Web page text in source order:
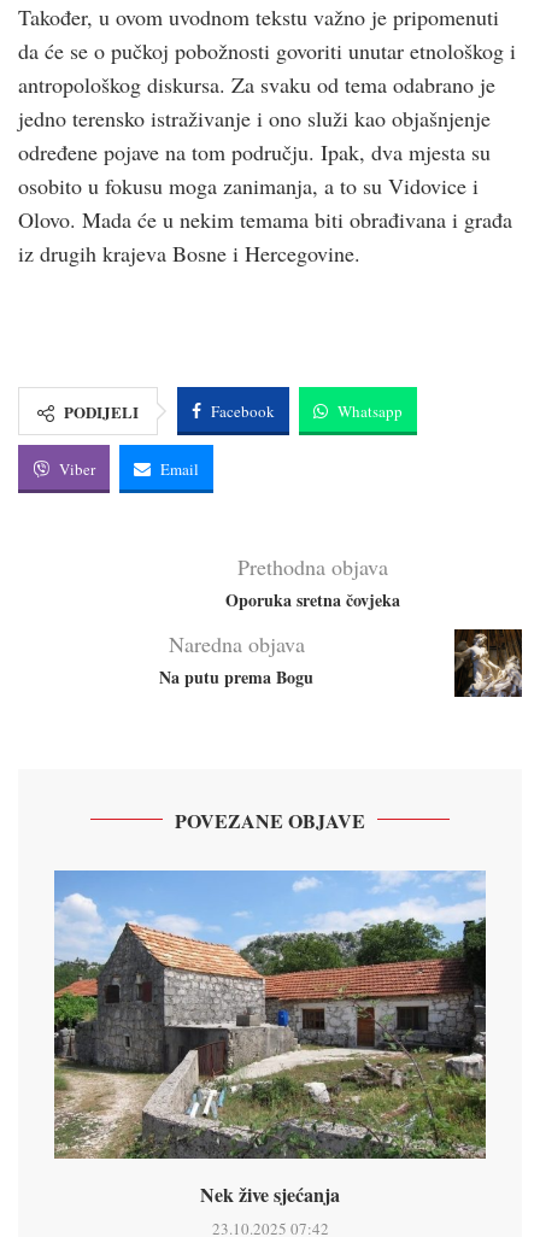
Također, u ovom uvodnom tekstu važno je pripomenuti
da će se o pučkoj pobožnosti govoriti unutar etnološkog i
antropološkog diskursa. Za svaku od tema odabrano je
jedno terensko istraživanje i ono služi kao objašnjenje
određene pojave na tom području. Ipak, dva mjesta su
osobito u fokusu moga zanimanja, a to su Vidovice i
Olovo. Mada će u nekim temama biti obrađivana i građa
iz drugih krajeva Bosne i Hercegovine.
PODIJELI Facebook Whatsapp
Viber Email
Prethodna objava
Oporuka sretna čovjeka
Naredna objava
Na putu prema Bogu
POVEZANE OBJAVE
Nek žive sjećanja
23.10.2025 07:42